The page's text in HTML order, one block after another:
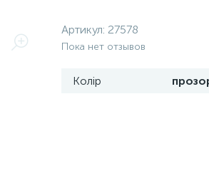
Артикул: 27578
Пока нет отзывов
Колір